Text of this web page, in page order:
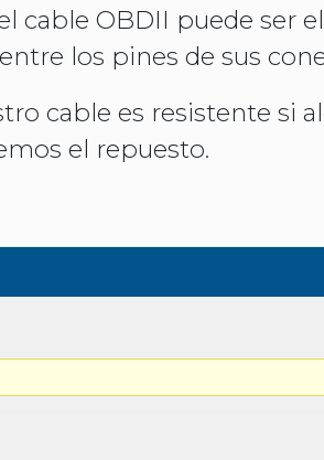
cable OBDII puede ser
los pines de sus
cable es resistente si
el repuesto.